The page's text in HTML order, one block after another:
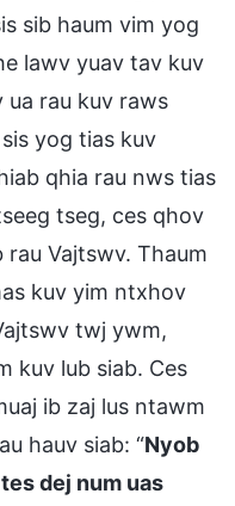
sib haum vim yog
lawv yuav tav kuv
rau kuv raws
yog tias kuv
qhia rau nws tias
tseg, ces qhov
Vajtswv. Thaum
kuv yim ntxhov
twj ywm,
kuv lub siab. Ces
ib zaj lus ntawm
hauv siab: “Nyob
dej num uas